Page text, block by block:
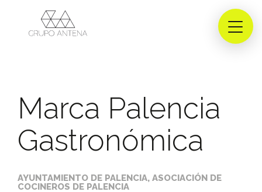
Marca Palencia
Gastronómica
AYUNTAMIENTO DE PALENCIA, ASOCIACIÓN DE
COCINEROS DE PALENCIA